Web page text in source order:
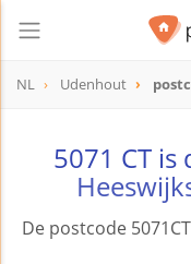
NL Udenhout
5071 CT is
De postcode